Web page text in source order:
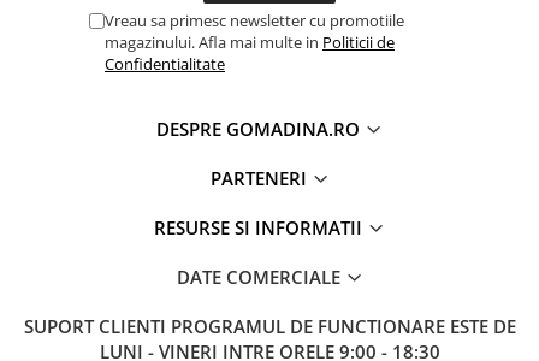
Vreau sa primesc newsletter cu promotiile
magazinului. Afla mai multe in Politicii de
Confidentialitate
DESPRE GOMADINA.RO
PARTENERI
RESURSE SI INFORMATII
DATE COMERCIALE
SUPORT CLIENTI PROGRAMUL DE FUNCTIONARE ESTE DE
LUNI - VINERI INTRE ORELE 9:00 - 18:30